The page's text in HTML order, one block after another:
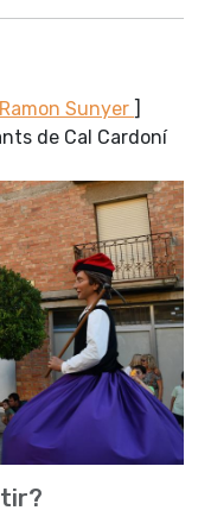
Sunyer ]
de Cal Cardoní